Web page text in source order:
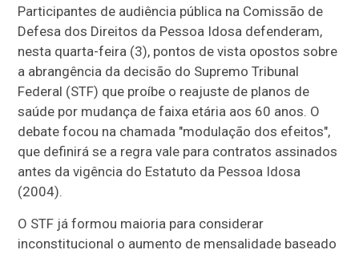
Participantes de audiência pública na Comissão de
Defesa dos Direitos da Pessoa Idosa defenderam,
nesta quarta-feira (3), pontos de vista opostos sobre
a abrangência da decisão do Supremo Tribunal
Federal (STF) que proíbe o reajuste de planos de
saúde por mudança de faixa etária aos 60 anos. O
debate focou na chamada "modulação dos efeitos",
que definirá se a regra vale para contratos assinados
antes da vigência do Estatuto da Pessoa Idosa
(2004).
O STF já formou maioria para considerar
inconstitucional o aumento de mensalidade baseado